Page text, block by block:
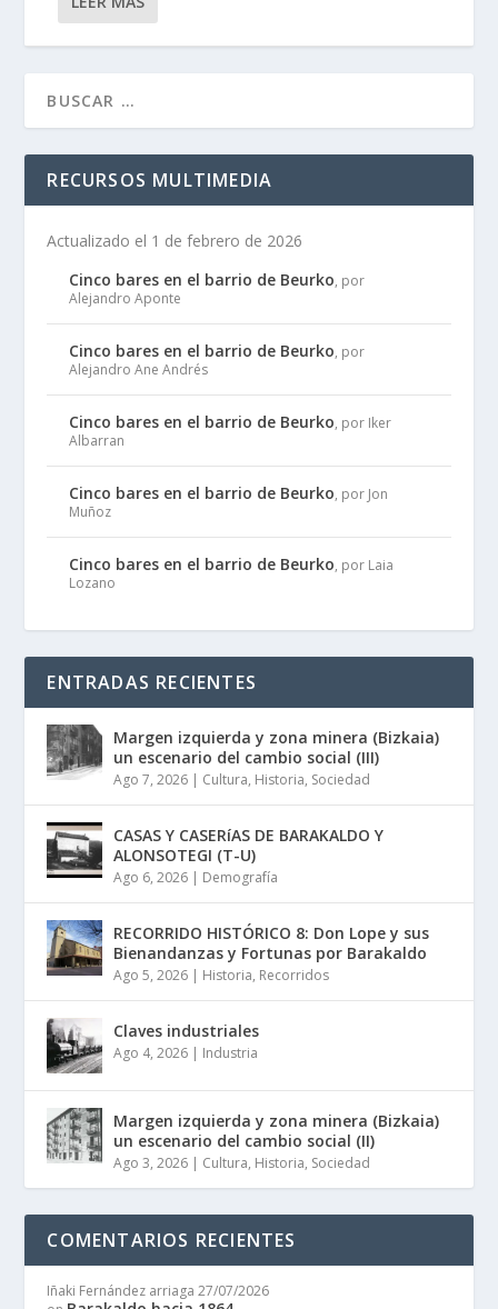
RECURSOS MULTIMEDIA
Actualizado el 1 de febrero de 2026
Cinco bares en el barrio de Beurko, por
Alejandro Aponte
Cinco bares en el barrio de Beurko, por
Alejandro Ane Andrés
Cinco bares en el barrio de Beurko, por Iker
Albarran
Cinco bares en el barrio de Beurko, por Jon
Muñoz
Cinco bares en el barrio de Beurko, por Laia
Lozano
ENTRADAS RECIENTES
Margen izquierda y zona minera (Bizkaia)
un escenario del cambio social (III)
Ago 7, 2026 | Cultura, Historia, Sociedad
CASAS Y CASERíAS DE BARAKALDO Y
ALONSOTEGI (T-U)
Ago 6, 2026 | Demografía
RECORRIDO HISTÓRICO 8: Don Lope y sus
Bienandanzas y Fortunas por Barakaldo
Ago 5, 2026 | Historia, Recorridos
Claves industriales
Ago 4, 2026 | Industria
Margen izquierda y zona minera (Bizkaia)
un escenario del cambio social (II)
Ago 3, 2026 | Cultura, Historia, Sociedad
COMENTARIOS RECIENTES
Iñaki Fernández arriaga 27/07/2026